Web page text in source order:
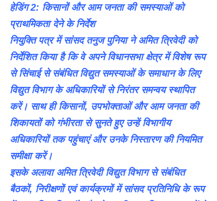
हेडिंग 2: किसानों और आम जनता की समस्याओं को
प्राथमिकता देने के निर्देश
नियुक्ति पत्र में सांसद तनुज पुनिया ने अमित त्रिवेदी को
निर्देशित किया है कि वे अपने विधानसभा क्षेत्र में विशेष रूप
से सिंचाई से संबंधित विद्युत समस्याओं के समाधान के लिए
विद्युत विभाग के अधिकारियों से निरंतर समन्वय स्थापित
करें। साथ ही किसानों, उपभोक्ताओं और आम जनता की
शिकायतों को गंभीरता से सुनते हुए उन्हें विभागीय
अधिकारियों तक पहुंचाएं और उनके निस्तारण की नियमित
समीक्षा करें।
इसके अलावा अमित त्रिवेदी विद्युत विभाग से संबंधित
बैठकों, निरीक्षणों एवं कार्यक्रमों में सांसद प्रतिनिधि के रूप